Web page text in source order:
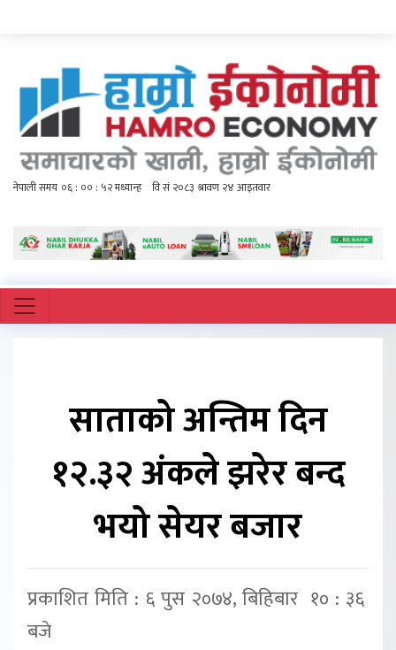
साताको अन्तिम दिन
१२.३२ अंकले झरेर बन्द
भयो सेयर बजार
प्रकाशित मिति : ६ पुस २०७४, बिहिबार १० : ३६
बजे